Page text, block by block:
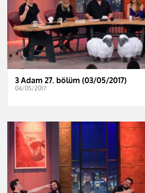
3 Adam 27. bölüm (03/05/2017)
04/05/2017